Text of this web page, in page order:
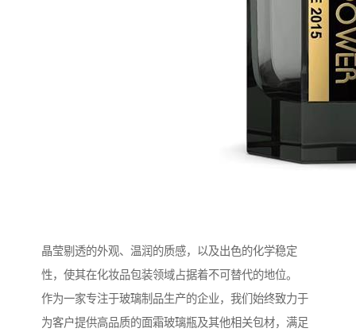
晶莹剔透的外观、温润的质感，以及出色的化学稳定
性，使其在化妆品包装领域占据着不可替代的地位。
作为一家专注于玻璃制品生产的企业，我们始终致力于
为客户提供高品质的面霜玻璃瓶及其他相关包材，满足